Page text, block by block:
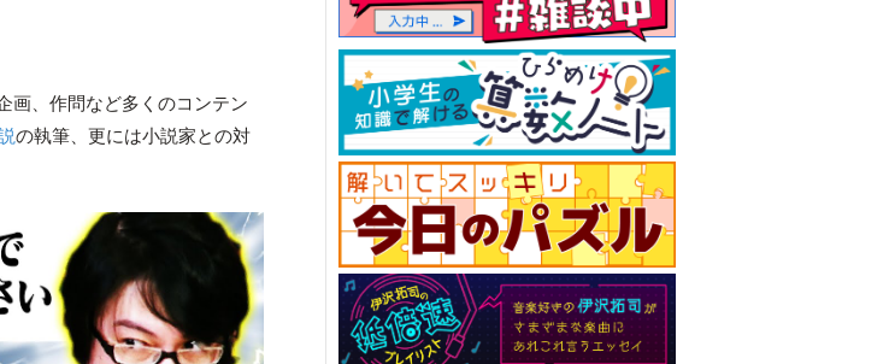
画、作問など多くのコンテン
の執筆、更には小説家との対